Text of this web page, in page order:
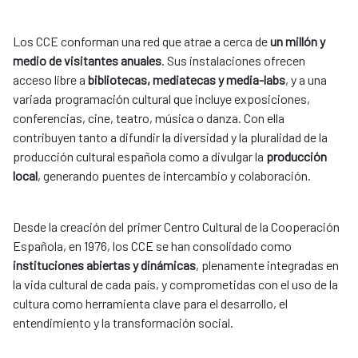
Los CCE conforman una red que atrae a cerca deun millón y
medio de visitantes anuales. Sus instalaciones ofrecen
acceso libre a bibliotecas, mediatecas y media-labs, y a una
variada programación cultural que incluye exposiciones,
conferencias, cine, teatro, música o danza. Con ella
contribuyen tanto a difundir la diversidad y la pluralidad de la
producción cultural española como a divulgar la producción
local, generando puentes de intercambio y colaboración.
Desde la creación del primer Centro Cultural de la Cooperación
Española, en 1976, los CCE se han consolidado como
instituciones abiertas y dinámicas, plenamente integradas en
la vida cultural de cada país, y comprometidas con el uso de la
cultura como herramienta clave para el desarrollo, el
entendimiento y la transformación social.